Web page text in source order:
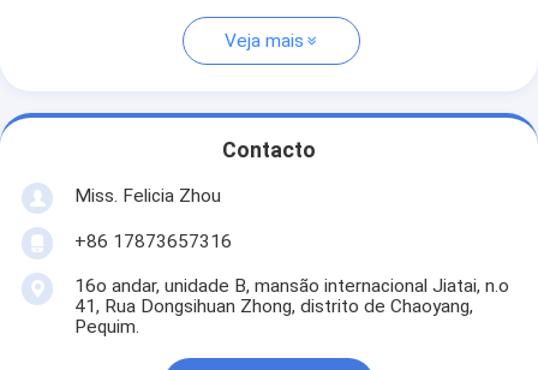
Veja mais
Contacto
Miss. Felicia Zhou
+86 17873657316
16o andar, unidade B, mansão internacional Jiatai, n.o
41, Rua Dongsihuan Zhong, distrito de Chaoyang,
Pequim.